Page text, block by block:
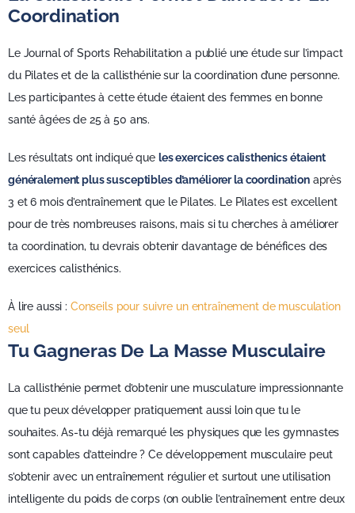
Coordination
Le Journal of Sports Rehabilitation a publié une étude sur l’impact
du Pilates et de la callisthénie sur la coordination d’une personne.
Les participantes à cette étude étaient des femmes en bonne
santé âgées de 25 à 50 ans.
Les résultats ont indiqué que les exercices calisthenics étaient
généralement plus susceptibles d’améliorer la coordinationaprès
3 et 6 mois d’entraînement que le Pilates. Le Pilates est excellent
pour de très nombreuses raisons, mais si tu cherches à améliorer
ta coordination, tu devrais obtenir davantage de bénéfices des
exercices calisthénics.
À lire aussi : Conseils pour suivre un entraînement de musculation
seul
Tu Gagneras De La Masse Musculaire
La callisthénie permet d’obtenir une musculature impressionnante
que tu peux développer pratiquement aussi loin que tu le
souhaites. As-tu déjà remarqué les physiques que les gymnastes
sont capables d’atteindre ? Ce développement musculaire peut
s’obtenir avec un entraînement régulier et surtout une utilisation
intelligente du poids de corps (on oublie l’entraînement entre deux